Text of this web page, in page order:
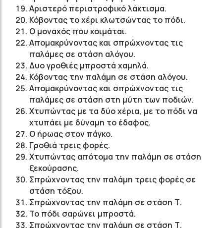
Αριστερό περιστροφικό λάκτισμα.
Κόβοντας το χέρι κλωτσώντας το πόδι.
Ο μοναχός που κοιμάται.
Απομακρύνοντας και σπρώχνοντας τις
παλάμες σε στάση αλόγου.
Δυο γροθιές μπροστά χαμηλά.
Κόβοντας την παλάμη σε στάση αλόγου.
Απομακρύνοντας και σπρώχνοντας τις
παλάμες σε στάση στη μύτη των ποδιών.
Χτυπώντας με τα δύο χέρια, με το πόδι να
χτυπάει με δύναμη το έδαφος.
Ο ήρωας στον πάγκο.
Γροθιά τρεις φορές.
Χτυπώντας απότομα την παλάμη σε στάση
ξεκούρασης.
Σπρώχνοντας την παλάμη τρεις φορές σε
στάση τόξου.
Σπρώχνοντας την παλάμη σε στάση Τ.
Το πόδι σαρώνει μπροστά.
Σπρώχνοντας την παλάμη σε στάση Τ.